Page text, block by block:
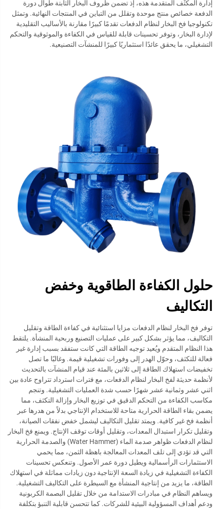
إدارة المكثّف المتقدمة هذه، إذ تضمن ظروف البخار الثابتة طوال دورة
الدفعة خصائص منتج موحدة وتقلل من التباين في المنتجات النهائية. وتمثل
تكنولوجيا فخ البخار لنظام الدفعات تقدمًا كبيرًا مقارنة بالأساليب التقليدية
لإدارة البخار، وتوفر تحسينات قابلة للقياس في الكفاءة والموثوقية والتحكم
التشغيلي، ما يحقق عائدًا استثماريًا كبيرًا للمنشآت التصنيعية.
حلول الكفاءة الطاقوية وخفض
التكاليف
توفر فخ البخار لنظام الدفعات مزايا استثنائية في كفاءة الطاقة وتقليل
التكاليف، مما يؤثر بشكل كبير على عمليات التصنيع وربحية المنشأة. يلتقط
هذا النظام المتقدم ويُعيد توجيه الطاقة التي كانت ستفقد بسبب إدارة غير
فعالة للتكثف، وحوّل الهدر إلى وفورات تشغيلية قيمة. وغالبًا ما تصل
تخفيضات استهلاك الطاقة إلى ثلاثين بالمئة عند قيام المنشآت بالتحديث
لأنظمة حديثة لفخ البخار لنظام الدفعات، مع فترات استرداد تتراوح عادة بين
اثني عشر وثمانية عشر شهرًا حسب شدة العمليات التشغيلية. وتنجم
مكاسب الكفاءة من التحكم الدقيق في توزيع البخار وإزالة التكثف، مما
يضمن بقاء الطاقة الحرارية متاحة للاستخدام الإنتاجي بدلاً من هدرها عبر
أنظمة فخ غير كافية. ويمتد تقليل التكاليف ليشمل خفض نفقات الصيانة،
وتقليل تكرار استبدال المعدات، وتقليل أوقات توقف الإنتاج. ويمنع فخ البخار
لنظام الدفعات ظواهر صدمة الماء (Water Hammer) والصدمة الحرارية
التي قد تؤدي إلى تلف المعدات المعالجة باهظة الثمن، مما يحمي
الاستثمارات الرأسمالية ويطيل دورة عمر الأصول. وتنعكس تحسينات
الكفاءة التشغيلية في زيادة السعة الإنتاجية دون زيادات مماثلة في استهلاك
الطاقة، ما يزيد من إنتاجية المنشأة مع السيطرة على التكاليف التشغيلية.
ويساهم النظام في مبادرات الاستدامة من خلال تقليل البصمة الكربونية
ودعم أهداف المسؤولية البيئية للشركات. كما تتحسن قابلية التنبؤ بتكلفة